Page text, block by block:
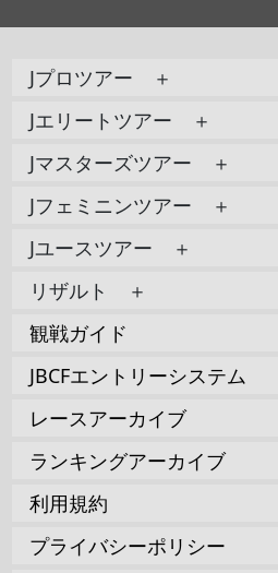
Jプロツアー ＋
Jエリートツアー ＋
Jマスターズツアー ＋
Jフェミニンツアー ＋
Jユースツアー ＋
リザルト ＋
観戦ガイド
JBCFエントリーシステム
レースアーカイブ
ランキングアーカイブ
利用規約
プライバシーポリシー